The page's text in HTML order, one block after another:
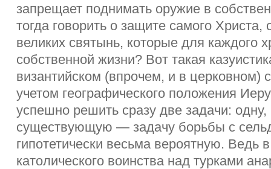
запрещает поднимать оружие в
тогда говорить о защите самого
великих святынь, которые для каждого
собственной жизни? Вот такая
византийском (впрочем, и в церковном)
учетом географического положения
успешно решить сразу две задачи: одну,
существующую — задачу борьбы с
гипотетически весьма вероятную. Ведь
католического воинства над турками